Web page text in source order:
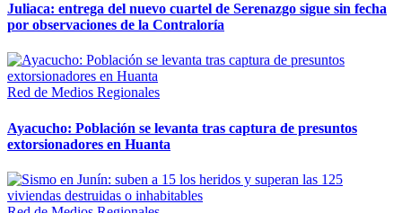
Juliaca: entrega del nuevo cuartel de Serenazgo sigue sin fecha
por observaciones de la Contraloría
Red de Medios Regionales
Ayacucho: Población se levanta tras captura de presuntos
extorsionadores en Huanta